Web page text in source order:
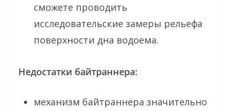
сможете проводить
исследовательские замеры рельефа
поверхности дна водоема.
Недостатки байтраннера:
механизм байтраннера значительно